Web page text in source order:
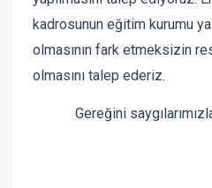
kadrosunun eğitim kurumu
olmasının fark etmeksizin
olmasını talep ederiz.
Gereğini